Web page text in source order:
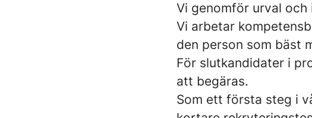
Vi genomför urval och
Vi arbetar
den person som bäst
För slutkandidater i
att begäras.
Som ett första steg i